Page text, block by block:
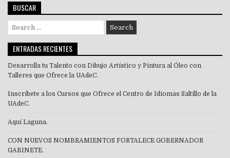
BUSCAR
Search
for:
ENTRADAS RECIENTES
Desarrolla tu Talento con Dibujo Artístico y Pintura al Óleo con
Talleres que Ofrece la UAdeC.
Inscríbete a los Cursos que Ofrece el Centro de Idiomas Saltillo de la
UAdeC.
Aquí Laguna.
CON NUEVOS NOMBRAMIENTOS FORTALECE GOBERNADOR
GABINETE.